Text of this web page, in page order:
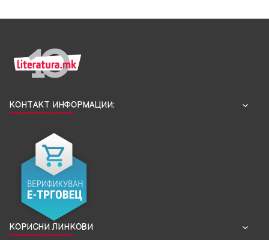
КОНТАКТ ИНФОРМАЦИИ:
КОРИСНИ ЛИНКОВИ